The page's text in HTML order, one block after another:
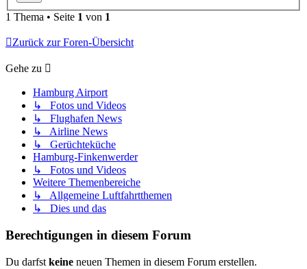
1 Thema • Seite 1 von 1
Zurück zur Foren-Übersicht
Gehe zu
Hamburg Airport
↳ Fotos und Videos
↳ Flughafen News
↳ Airline News
↳ Gerüchteküche
Hamburg-Finkenwerder
↳ Fotos und Videos
Weitere Themenbereiche
↳ Allgemeine Luftfahrtthemen
↳ Dies und das
Berechtigungen in diesem Forum
Du darfst keine neuen Themen in diesem Forum erstellen.